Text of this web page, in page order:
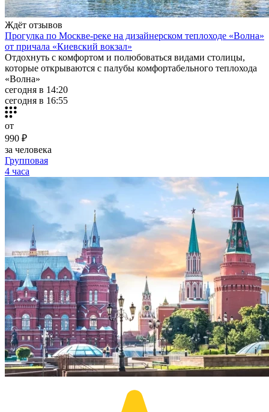
Ждёт отзывов
Прогулка по Москве-реке на дизайнерском теплоходе «Волна»
от причала «Киевский вокзал»
Отдохнуть с комфортом и полюбоваться видами столицы,
которые открываются с палубы комфортабельного теплохода
«Волна»
сегодня в 14:20
сегодня в 16:55
от
990 ₽
за человека
Групповая
4 часа